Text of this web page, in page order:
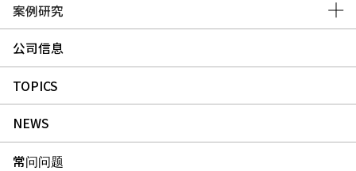
案例研究
公司信息
TOPICS
NEWS
常问问题